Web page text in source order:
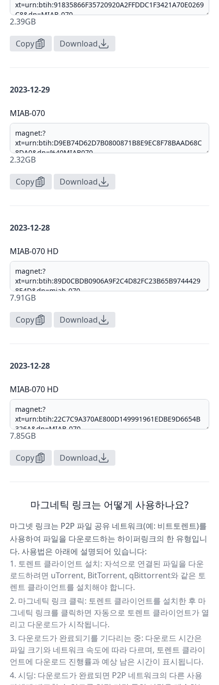
2.39GB
Copy Download
2023-12-29
MIAB-070
2.32GB
Copy Download
2023-12-28
MIAB-070 HD
7.91GB
Copy Download
2023-12-28
MIAB-070 HD
7.85GB
Copy Download
마그네틱 링크는 어떻게 사용하나요?
마그넷 링크는 P2P 파일 공유 네트워크(예: 비트토렌트)를
사용하여 파일을 다운로드하는 하이퍼링크의 한 유형입니
다. 사용법은 아래에 설명되어 있습니다:
토렌트 클라이언트 설치: 자석으로 연결된 파일을 다운
로드하려면 uTorrent, BitTorrent, qBittorrent와 같은 토
렌트 클라이언트를 설치해야 합니다.
마그네틱 링크 클릭: 토렌트 클라이언트를 설치한 후 마
그네틱 링크를 클릭하면 자동으로 토렌트 클라이언트가 열
리고 다운로드가 시작됩니다.
다운로드가 완료되기를 기다리는 중: 다운로드 시간은
파일 크기와 네트워크 속도에 따라 다르며, 토렌트 클라이
언트에 다운로드 진행률과 예상 남은 시간이 표시됩니다.
시딩: 다운로드가 완료되면 P2P 네트워크의 다른 사용